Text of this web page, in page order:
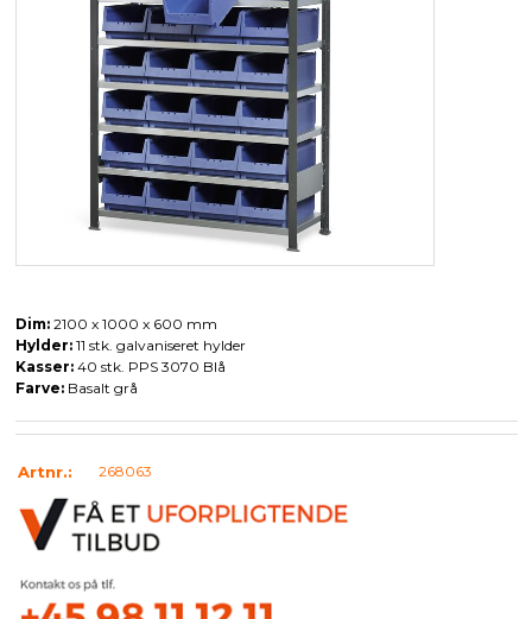
Dim: 2100 x 1000 x 600 mm
Hylder:11 stk. galvaniseret hylder
Kasser:40 stk. PPS 3070 Blå
Farve:Basalt grå
Artnr.: 268063